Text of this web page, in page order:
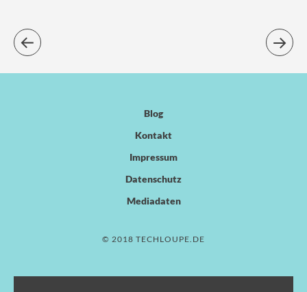
Blog
Kontakt
Impressum
Datenschutz
Mediadaten
© 2018 TECHLOUPE.DE